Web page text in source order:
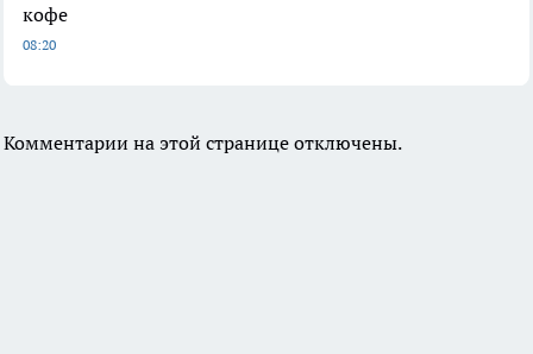
кофе
08:20
Комментарии на этой странице отключены.